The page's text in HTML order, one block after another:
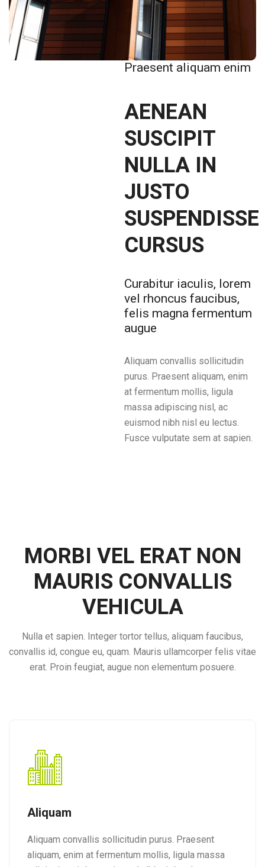
Praesent aliquam enim
AENEAN
SUSCIPIT
NULLA IN
JUSTO
SUSPENDISSE
CURSUS
Curabitur iaculis, lorem
vel rhoncus faucibus,
felis magna fermentum
augue
Aliquam convallis sollicitudin
purus. Praesent aliquam, enim
at fermentum mollis, ligula
massa adipiscing nisl, ac
euismod nibh nisl eu lectus.
Fusce vulputate sem at sapien.
MORBI VEL ERAT NON
MAURIS CONVALLIS
VEHICULA
Nulla et sapien. Integer tortor tellus, aliquam faucibus,
convallis id, congue eu, quam. Mauris ullamcorper felis vitae
erat. Proin feugiat, augue non elementum posuere.
Aliquam
Aliquam convallis sollicitudin purus. Praesent
aliquam, enim at fermentum mollis, ligula massa